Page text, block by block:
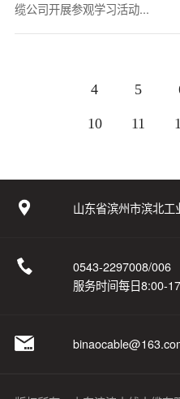
缆公司开展参观学习活动...
4 5
10 11
山东省滨州市滨北
0543-2297008/006
服务时间每日8:00-